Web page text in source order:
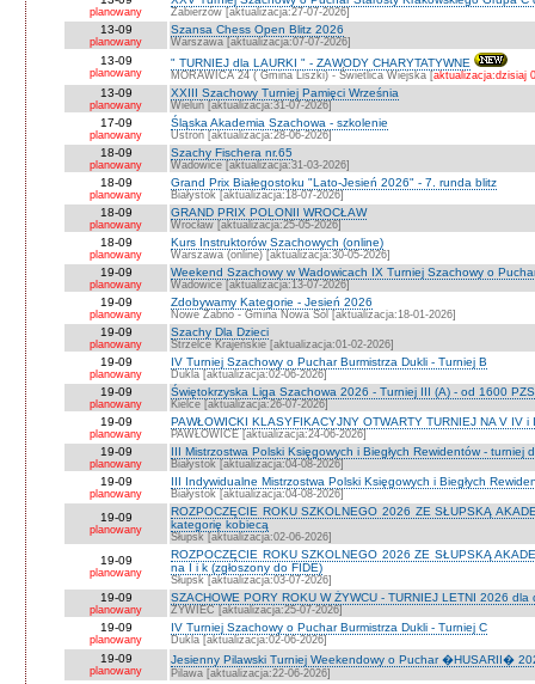
planowany Zabierzów [aktualizacja:27-07-2026]
13-09
planowany
Szansa Chess Open Blitz 2026
Warszawa [aktualizacja:07-07-2026]
13-09
planowany
" TURNIEJ dla LAURKI " - ZAWODY CHARYTATYWNE
MORAWICA 24 ( Gmina Liszki) - Świetlica Wiejska [aktualizacja:dzisiaj
13-09
planowany
XXIII Szachowy Turniej Pamięci Września
Wieluń [aktualizacja:31-07-2026]
17-09
planowany
Śląska Akademia Szachowa - szkolenie
Ustroń [aktualizacja:28-06-2026]
18-09
planowany
Szachy Fischera nr.65
Wadowice [aktualizacja:31-03-2026]
18-09
planowany
Grand Prix Białegostoku "Lato-Jesień 2026" - 7. runda blitz
Białystok [aktualizacja:18-07-2026]
18-09
planowany
GRAND PRIX POLONII WROCŁAW
Wrocław [aktualizacja:25-05-2026]
18-09
planowany
Kurs Instruktorów Szachowych (online)
Warszawa (online) [aktualizacja:30-05-2026]
19-09
planowany
Weekend Szachowy w Wadowicach IX Turniej Szachowy o
Wadowice [aktualizacja:13-07-2026]
19-09
planowany
Zdobywamy Kategorie - Jesień 2026
Nowe Żabno - Gmina Nowa Sól [aktualizacja:18-01-2026]
19-09
planowany
Szachy Dla Dzieci
Strzelce Krajeńskie [aktualizacja:01-02-2026]
19-09
planowany
IV Turniej Szachowy o Puchar Burmistrza Dukli - Turniej B
Dukla [aktualizacja:02-06-2026]
19-09
planowany
Świętokrzyska Liga Szachowa 2026 - Turniej III (A) - od 1600
Kielce [aktualizacja:26-07-2026]
19-09
planowany
PAWŁOWICKI KLASYFIKACYJNY OTWARTY TURNIEJ NA V IV i
PAWŁOWICE [aktualizacja:24-06-2026]
19-09
planowany
III Mistrzostwa Polski Księgowych i Biegłych Rewidentów - turniej
Białystok [aktualizacja:04-08-2026]
19-09
planowany
III Indywidualne Mistrzostwa Polski Księgowych i Biegłych
Białystok [aktualizacja:04-08-2026]
19-09
planowany
ROZPOCZĘCIE ROKU SZKOLNEGO 2026 ZE SŁUPSKĄ
kategorię kobiecą
Słupsk [aktualizacja:02-06-2026]
19-09
planowany
ROZPOCZĘCIE ROKU SZKOLNEGO 2026 ZE SŁUPSKĄ
na I i k (zgłoszony do FIDE)
Słupsk [aktualizacja:03-07-2026]
19-09
planowany
SZACHOWE PORY ROKU W ŻYWCU - TURNIEJ LETNI 2026 dla
ŻYWIEC [aktualizacja:25-07-2026]
19-09
planowany
IV Turniej Szachowy o Puchar Burmistrza Dukli - Turniej C
Dukla [aktualizacja:02-06-2026]
19-09
planowany
Jesienny Pilawski Turniej Weekendowy o Puchar �HUSARII�
Pilawa [aktualizacja:22-06-2026]